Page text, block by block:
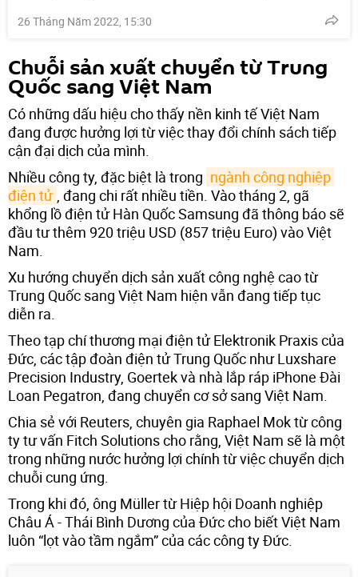
26 Tháng Năm 2022, 15:30
Chuỗi sản xuất chuyển từ Trung
Quốc sang Việt Nam
Có những dấu hiệu cho thấy nền kinh tế Việt Nam
đang được hưởng lợi từ việc thay đổi chính sách tiếp
cận đại dịch của mình.
Nhiều công ty, đặc biệt là trong ngành công nghiệp
điện tử , đang chi rất nhiều tiền. Vào tháng 2, gã
khổng lồ điện tử Hàn Quốc Samsung đã thông báo sẽ
đầu tư thêm 920 triệu USD (857 triệu Euro) vào Việt
Nam.
Xu hướng chuyển dịch sản xuất công nghệ cao từ
Trung Quốc sang Việt Nam hiện vẫn đang tiếp tục
diễn ra.
Theo tạp chí thương mại điện tử Elektronik Praxis của
Đức, các tập đoàn điện tử Trung Quốc như Luxshare
Precision Industry, Goertek và nhà lắp ráp iPhone Đài
Loan Pegatron, đang chuyển cơ sở sang Việt Nam.
Chia sẻ với Reuters, chuyên gia Raphael Mok từ công
ty tư vấn Fitch Solutions cho rằng, Việt Nam sẽ là một
trong những nước hưởng lợi chính từ việc chuyển dịch
chuỗi cung ứng.
Trong khi đó, ông Müller từ Hiệp hội Doanh nghiệp
Châu Á - Thái Bình Dương của Đức cho biết Việt Nam
luôn “lọt vào tầm ngắm” của các công ty Đức.